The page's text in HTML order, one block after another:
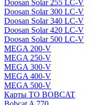
Doosan Solar 255 LC-V
Doosan Solar 300 LC-V
Doosan Solar 340 LC-V
Doosan Solar 420 LC-V
Doosan Solar 500 LC-V
MEGA 200-V
MEGA 250-V
MEGA 300-V
MEGA 400-V
MEGA 500-V
Карты ТО BOBCAT